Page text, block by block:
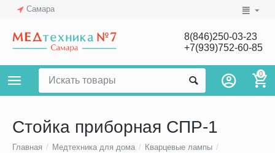
Самара
8(846)250-03-23
+7(939)752-60-85
0
Стойка приборная СПР-1
Главная / Медтехника для дома / Кварцевые лампы /